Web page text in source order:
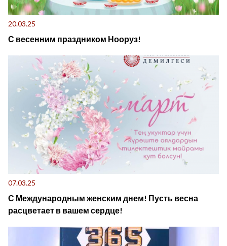
20.03.25
С весенним праздником Нооруз!
07.03.25
С Международным женским днем! Пусть весна
расцветает в вашем сердце!